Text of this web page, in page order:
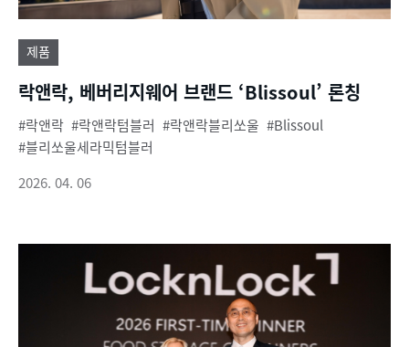
제품
락앤락, 베버리지웨어 브랜드 ‘Blissoul’ 론칭
락앤락 락앤락텀블러 락앤락블리쏘울
Blissoul
블리쏘울세라믹텀블러
2026. 04. 06